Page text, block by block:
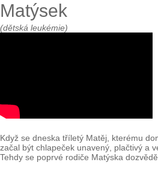
Matýsek
(dětská leukémie)
Když se dneska tříletý Matěj, kterému
začal být chlapeček unavený, plačtivý a
Tehdy se poprvé rodiče Matýska